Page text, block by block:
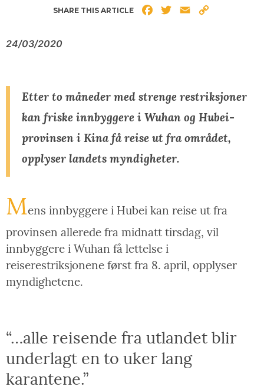
SHARE THIS ARTICLE FacebookTwitterEmail
24/03/2020
Etter to måneder med strenge restriksjoner
kan friske innbyggere i Wuhan og Hubei-
provinsen i Kina få reise ut fra området,
opplyser landets myndigheter.
Mens innbyggere i Hubei kan reise ut fra
provinsen allerede fra midnatt tirsdag, vil
innbyggere i Wuhan få lettelse i
reiserestriksjonene først fra 8. april, opplyser
myndighetene.
“…alle reisende fra utlandet blir
underlagt en to uker lang
karantene.”